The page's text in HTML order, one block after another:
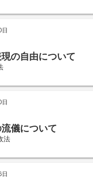
の自由について
儀について
法